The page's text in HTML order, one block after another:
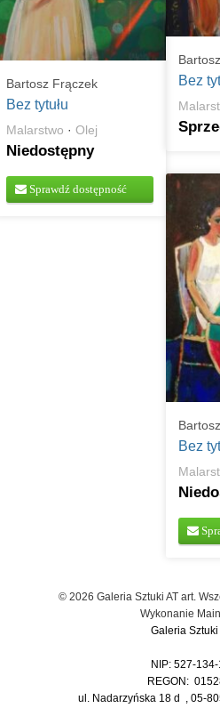
Bartosz Frączek
Bez tytułu
Malarstwo · Olej
Niedostępny
Sprawdź dostępność
Bez
Bez
© 2026 Galeria Sztuki AT art.
Wykonanie
Galeria Sztuki
NIP: 527-
REGON:
ul. Nadarzyńska 18 d , 05-